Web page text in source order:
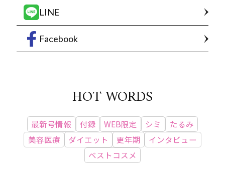
LINE
Facebook
HOT WORDS
最新号情報 付録 WEB限定 シミ
たるみ
美容医療
ダイエット 更年期
インタビュー
ベストコスメ